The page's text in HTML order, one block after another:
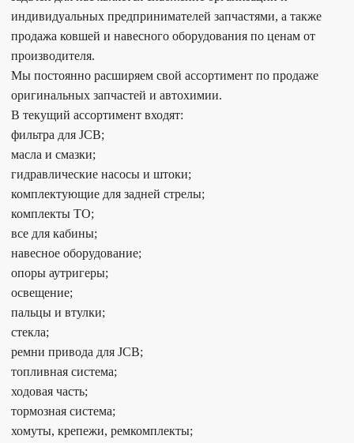
индивидуальных предпринимателей запчастями, а также
продажа ковшей и навесного оборудования по ценам от
производителя.
Мы постоянно расширяем свой ассортимент по продаже
оригинальных запчастей и автохимии.
В текущий ассортимент входят:
фильтра для JCB;
масла и смазки;
гидравлические насосы и штоки;
комплектующие для задней стрелы;
комплекты ТО;
все для кабины;
навесное оборудование;
опоры аутригеры;
освещение;
пальцы и втулки;
стекла;
ремни привода для JCB;
топливная система;
ходовая часть;
тормозная система;
хомуты, крепежи, ремкомплекты;